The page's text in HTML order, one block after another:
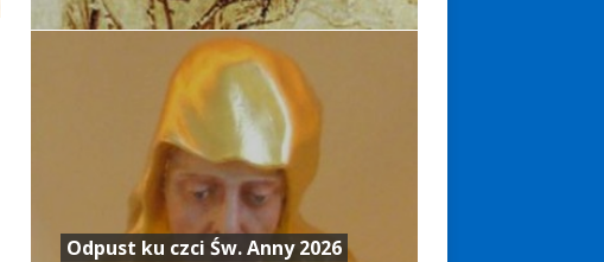
Odpust ku czci Św. Anny 2026